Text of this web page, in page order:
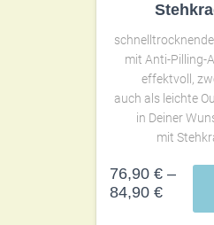
mit Anti-Pilling-
effektvoll,
auch als leichte
in Deiner
mit
76,90 € –
84,90 €